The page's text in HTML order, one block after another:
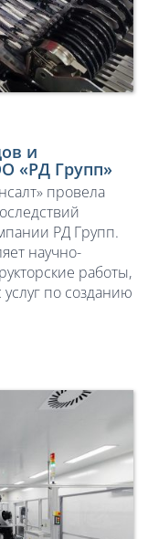
и
«РД Групп»
провела
РД Групп.
научно-
работы,
по созданию